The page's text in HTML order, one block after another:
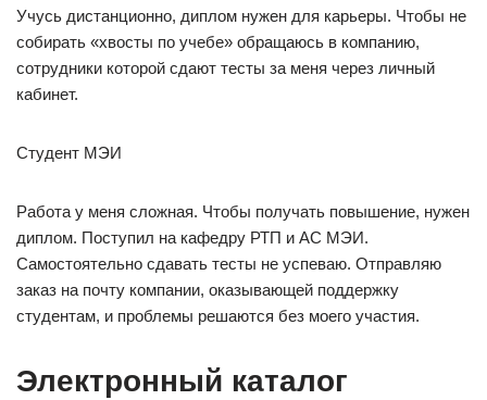
Учусь дистанционно, диплом нужен для карьеры. Чтобы не
собирать «хвосты по учебе» обращаюсь в компанию,
сотрудники которой сдают тесты за меня через личный
кабинет.
Студент МЭИ
Работа у меня сложная. Чтобы получать повышение, нужен
диплом. Поступил на кафедру РТП и АС МЭИ.
Самостоятельно сдавать тесты не успеваю. Отправляю
заказ на почту компании, оказывающей поддержку
студентам, и проблемы решаются без моего участия.
Электронный каталог